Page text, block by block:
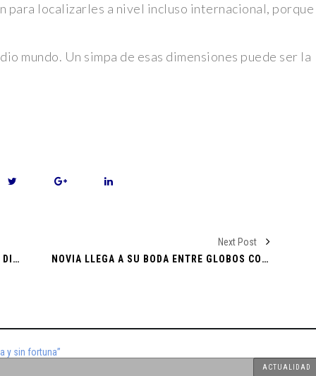
realidad
en
Robbie y
en un
localizarles a nivel incluso internacional, porque
mundo. Un simpa de esas dimensiones puede ser la
TAMBIÉN EN "EL NORTE" MIGUEL ACORTA DISTANCIAS
Next Post
NOVIA LLEGA A SU BODA ENTRE GLOBOS COMO EN UP
ACTUALIDAD